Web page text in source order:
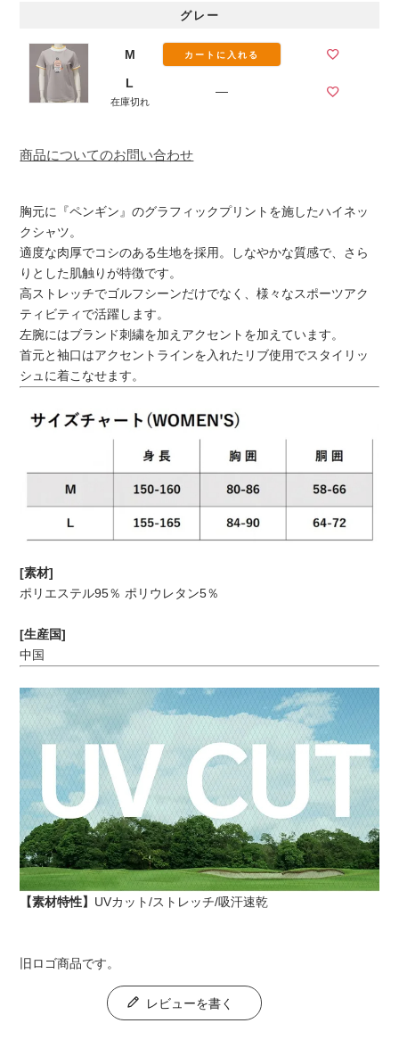
グレー
M カートに入れる
L
在庫切れ
—
商品についてのお問い合わせ
胸元に『ペンギン』のグラフィックプリントを施したハイネッ
クシャツ。
適度な肉厚でコシのある生地を採用。しなやかな質感で、さら
りとした肌触りが特徴です。
高ストレッチでゴルフシーンだけでなく、様々なスポーツアク
ティビティで活躍します。
左腕にはブランド刺繍を加えアクセントを加えています。
首元と袖口はアクセントラインを入れたリブ使用でスタイリッ
シュに着こなせます。
[素材]
ポリエステル95％ ポリウレタン5％
[生産国]
中国
【素材特性】 UVカット/ストレッチ/吸汗速乾
旧ロゴ商品です。
レビューを書く